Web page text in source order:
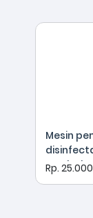
Mesin
tambak
Rp.